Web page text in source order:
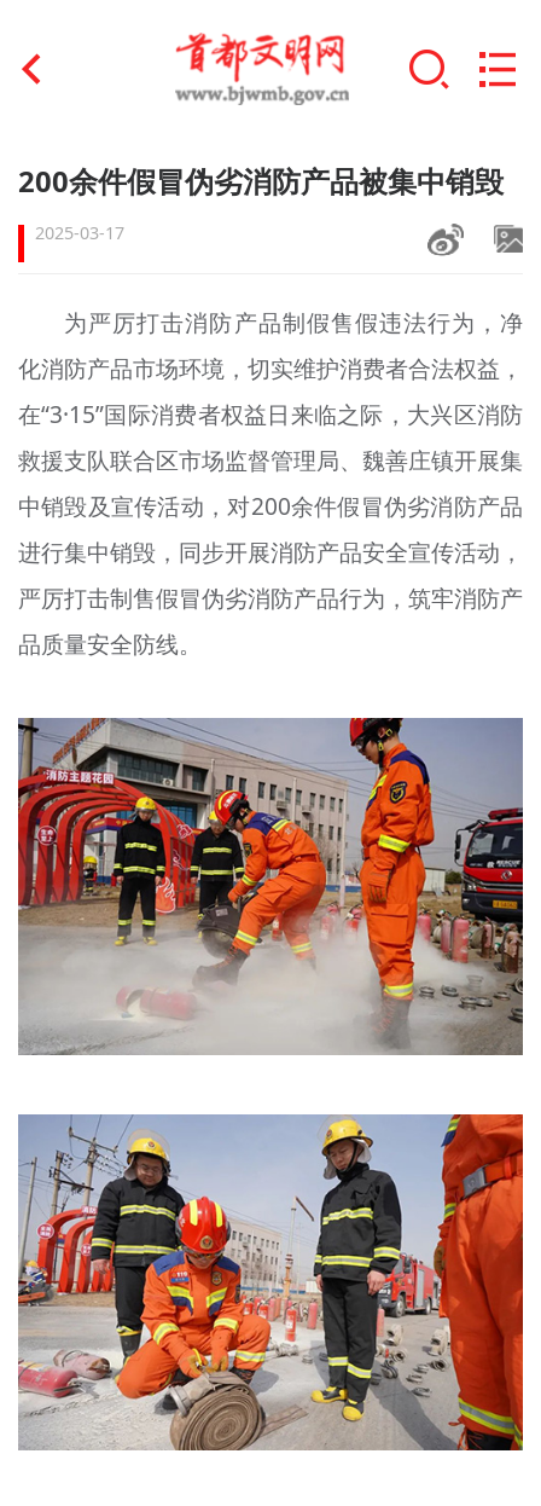
首页
文明创建
+
文明培育
+
未成年人思想道德建设
榜样人物
+
身边好人
文明评论
北京宣传文化引导基金
专题
资料库
+
200余件假冒伪劣消防产品被集中销毁
2025-03-17
为严厉打击消防产品制假售假违法行为，净
化消防产品市场环境，切实维护消费者合法权益，
在“3·15”国际消费者权益日来临之际，大兴区消防
救援支队联合区市场监督管理局、魏善庄镇开展集
中销毁及宣传活动，对200余件假冒伪劣消防产品
进行集中销毁，同步开展消防产品安全宣传活动，
严厉打击制售假冒伪劣消防产品行为，筑牢消防产
品质量安全防线。